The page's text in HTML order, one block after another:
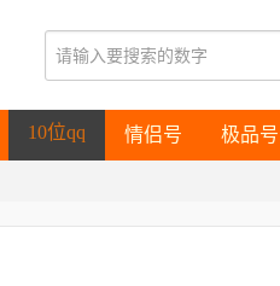
10位qq 情侣号
情侣号
极品号
极品号